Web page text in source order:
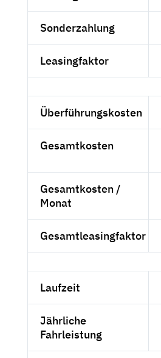
Sonderzahlung
Leasingfaktor
Überführungskosten
Gesamtkosten
Gesamtkosten /
Monat
Gesamtleasingfaktor
Laufzeit
Jährliche
Fahrleistung